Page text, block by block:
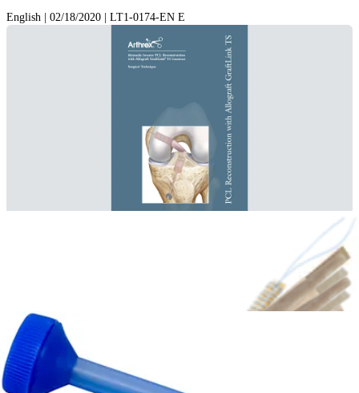
English | 02/18/2020 | LT1-0174-EN E
Minimally Invasive PCL Reconstruction with Allograft
English | 05/18/2018 | LT1-00086-EN A
Mehr Anzeigen Operationsanleitungen
Operationstechnikvideos (1)